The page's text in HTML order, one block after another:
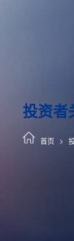
投资者
首页